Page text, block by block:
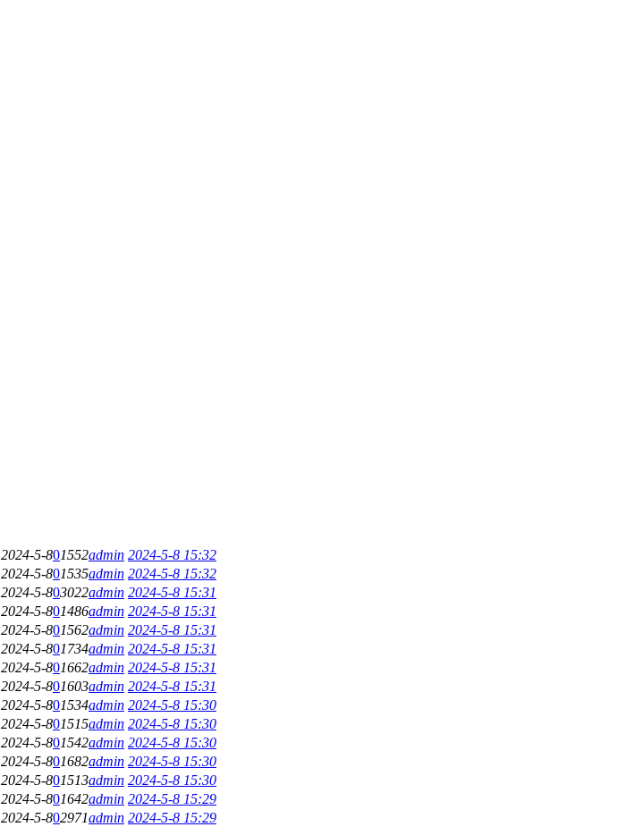
2024-5-801552admin 2024-5-8 15:32
2024-5-801535admin 2024-5-8 15:32
2024-5-803022admin 2024-5-8 15:31
2024-5-801486admin 2024-5-8 15:31
2024-5-801562admin 2024-5-8 15:31
2024-5-801734admin 2024-5-8 15:31
2024-5-801662admin 2024-5-8 15:31
2024-5-801603admin 2024-5-8 15:31
2024-5-801534admin 2024-5-8 15:30
2024-5-801515admin 2024-5-8 15:30
2024-5-801542admin 2024-5-8 15:30
2024-5-801682admin 2024-5-8 15:30
2024-5-801513admin 2024-5-8 15:30
2024-5-801642admin 2024-5-8 15:29
2024-5-802971admin 2024-5-8 15:29